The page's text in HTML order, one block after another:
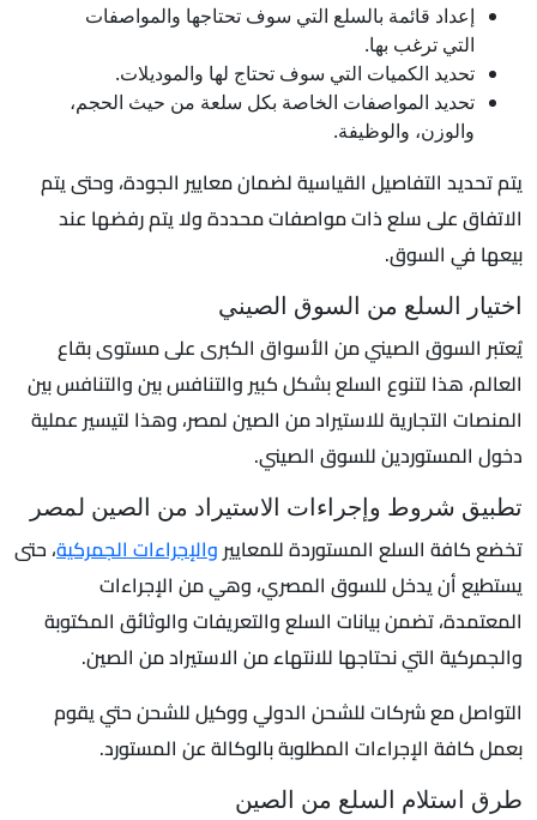
إعداد قائمة بالسلع التي سوف تحتاجها والمواصفات
التي ترغب بها.
تحديد الكميات التي سوف تحتاج لها والموديلات.
تحديد المواصفات الخاصة بكل سلعة من حيث الحجم،
والوزن، والوظيفة.
يتم تحديد التفاصيل القياسية لضمان معايير الجودة، وحتى يتم
الاتفاق على سلع ذات مواصفات محددة ولا يتم رفضها عند
بيعها في السوق.
اختيار السلع من السوق الصيني
يُعتبر السوق الصيني من الأسواق الكبرى على مستوى بقاع
العالم، هذا لتنوع السلع بشكل كبير والتنافس بين والتنافس بين
المنصات التجارية للاستيراد من الصين لمصر، وهذا لتيسير عملية
دخول المستوردين للسوق الصيني.
تطبيق شروط وإجراءات الاستيراد من الصين لمصر
تخضع كافة السلع المستوردة للمعايير والإجراءات الجمركية، حتى
يستطيع أن يدخل للسوق المصري، وهي من الإجراءات
المعتمدة، تضمن بيانات السلع والتعريفات والوثائق المكتوبة
والجمركية التي نحتاجها للانتهاء من الاستيراد من الصين.
التواصل مع شركات للشحن الدولي ووكيل للشحن حتي يقوم
بعمل كافة الإجراءات المطلوبة بالوكالة عن المستورد.
طرق استلام السلع من الصين